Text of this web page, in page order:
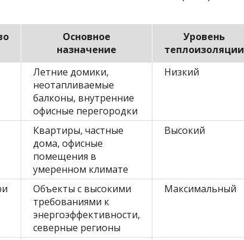
Основное
назначение
Уровень
теплоизоляции
Летние домики,
неотапливаемые
балконы, внутренние
офисные перегородки
Низкий
Квартиры, частные
дома, офисные
помещения в
умеренном климате
Высокий
Объекты с высокими
требованиями к
энергоэффективности,
северные регионы
Максимальный